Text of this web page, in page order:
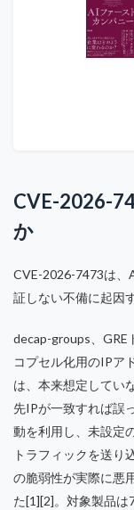
CVE-2026-
か
CVE-2026-7473は、
証しない不備に起因
decap-groups、GRE
コプセル化用のIPア
は、本来想定してい
先IPが一致すれば誤
動を利用し、未設定
トラフィックを送り
の脆弱性が実際に悪
た[1][2]。対象製品は